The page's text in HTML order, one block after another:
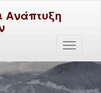
Ανάπτυξη